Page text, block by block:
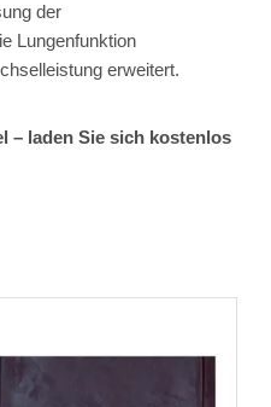
der
Lungenfunktion
erweitert.
– laden Sie sich kostenlos